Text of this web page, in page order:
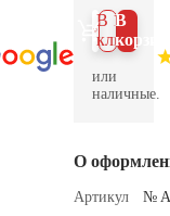
В
В 1
клик
или
наличные.
О
Артикул
№